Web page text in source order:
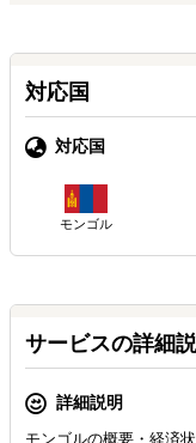
対応国
対応国
モンゴル
サービスの詳細
詳細説明
モンゴルの概要・経済